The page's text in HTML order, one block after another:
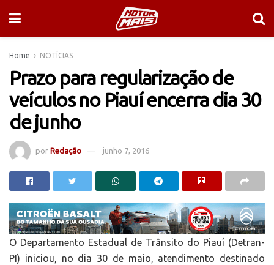
Home NOTÍCIAS
Prazo para regularização de
veículos no Piauí encerra dia 30
de junho
por Redação junho 7, 2016
O Departamento Estadual de Trânsito do Piauí (Detran-
PI) iniciou, no dia 30 de maio, atendimento destinado